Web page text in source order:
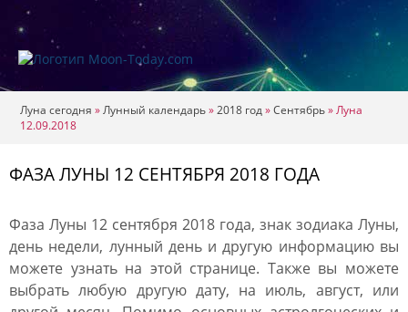
Луна сегодня »Лунный календарь»2018 год»Сентябрь»Луна
12.09.2018
ФАЗА ЛУНЫ 12 СЕНТЯБРЯ 2018 ГОДА
Фаза Луны 12 сентября 2018 года, знак зодиака Луны,
день недели, лунный день и другую информацию вы
можете узнать на этой странице. Также вы можете
выбрать любую другую дату, на июль, август, или